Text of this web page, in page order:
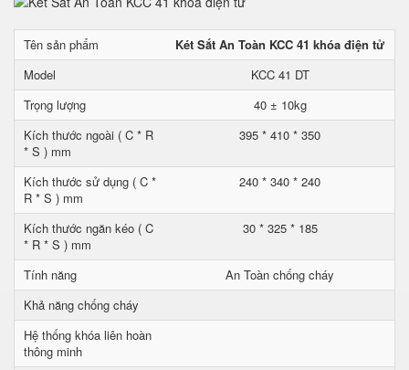
Tên sản phẩm
Két Sắt An Toàn KCC 41 khóa điện tử
Model
KCC 41 DT
Trọng lượng
40 ± 10kg
Kích thước ngoài ( C * R
* S ) mm
395 * 410 * 350
Kích thước sử dụng ( C *
R * S ) mm
240 * 340 * 240
Kích thước ngăn kéo ( C
* R * S ) mm
30 * 325 * 185
Tính năng
An Toàn chống cháy
Khả năng chống cháy
Hệ thống khóa liên hoàn
thông minh